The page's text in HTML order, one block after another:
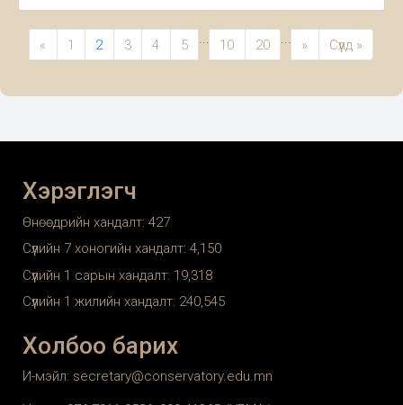
Хөгжим, Театрын Их Сургуулийн
хөгжмийн зохиомжийн оюутнуудын
уран бүтээлийн тоглолтод Та
« 1 2 3 4 5 ... 10 20 ... » Сүүлд »
Хэрэглэгч
Өнөөдрийн хандалт: 427
Сүүлийн 7 хоногийн хандалт: 4,150
Сүүлийн 1 сарын хандалт: 19,318
Сүүлийн 1 жилийн хандалт: 240,545
Холбоо барих
И-мэйл: secretary@conservatory.edu.mn